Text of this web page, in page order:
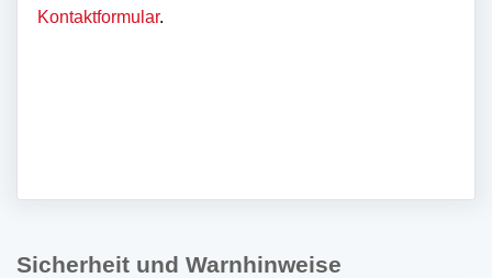
Kontaktformular.
Sicherheit und Warnhinweise